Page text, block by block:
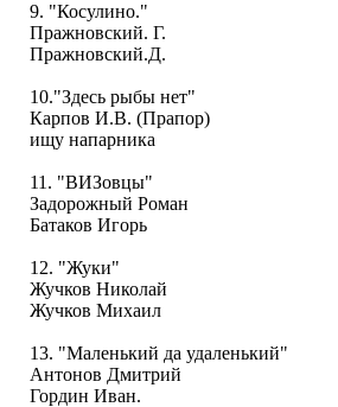
9. "Косулино."
Пражновский. Г.
Пражновский.Д.
10."Здесь рыбы нет"
Карпов И.В. (Прапор)
ищу напарника
11. "ВИЗовцы"
Задорожный Роман
Батаков Игорь
12. "Жуки"
Жучков Николай
Жучков Михаил
13. "Маленький да удаленький"
Антонов Дмитрий
Гордин Иван.